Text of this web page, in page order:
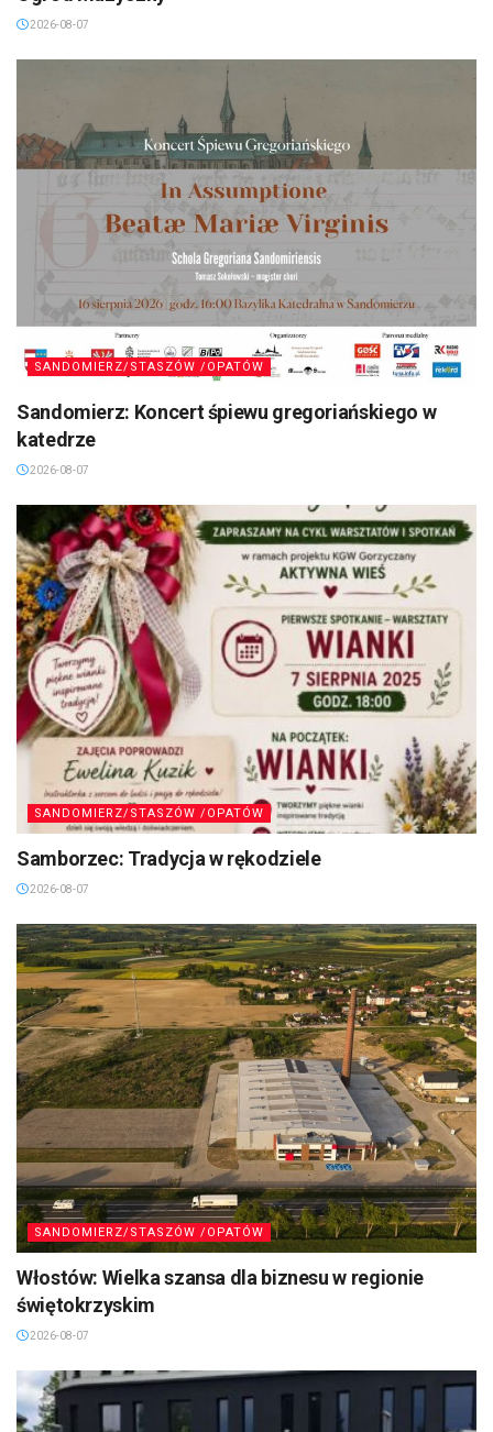
2026-08-07
SANDOMIERZ/STASZÓW /OPATÓW
Sandomierz: Koncert śpiewu gregoriańskiego w
katedrze
2026-08-07
SANDOMIERZ/STASZÓW /OPATÓW
Samborzec: Tradycja w rękodziele
2026-08-07
SANDOMIERZ/STASZÓW /OPATÓW
Włostów: Wielka szansa dla biznesu w regionie
świętokrzyskim
2026-08-07